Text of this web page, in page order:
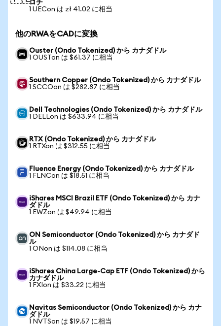
ロチ
1 UECon は zł 41.02 に相当
他のRWAをCADに変換
Ouster (Ondo Tokenized) から カナダドル
1 OUSTon は $61.37 に相当
Southern Copper (Ondo Tokenized) から カナダドル
1 SCCOon は $282.87 に相当
Dell Technologies (Ondo Tokenized) から カナダドル
1 DELLon は $633.94 に相当
RTX (Ondo Tokenized) から カナダドル
1 RTXon は $312.55 に相当
Fluence Energy (Ondo Tokenized) から カナダドル
1 FLNCon は $18.51 に相当
iShares MSCI Brazil ETF (Ondo Tokenized) から カナ
ダドル
1 EWZon は $49.94 に相当
ON Semiconductor (Ondo Tokenized) から カナダド
ル
1 ONon は $114.08 に相当
iShares China Large-Cap ETF (Ondo Tokenized) から
カナダドル
1 FXIon は $33.22 に相当
Navitas Semiconductor (Ondo Tokenized) から カナ
ダドル
1 NVTSon は $19.57 に相当